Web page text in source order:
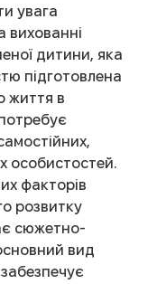
увага
вихованні
дитини, яка
підготовлена
життя в
особистостей.
факторів
розвитку
сюжетно-
вид